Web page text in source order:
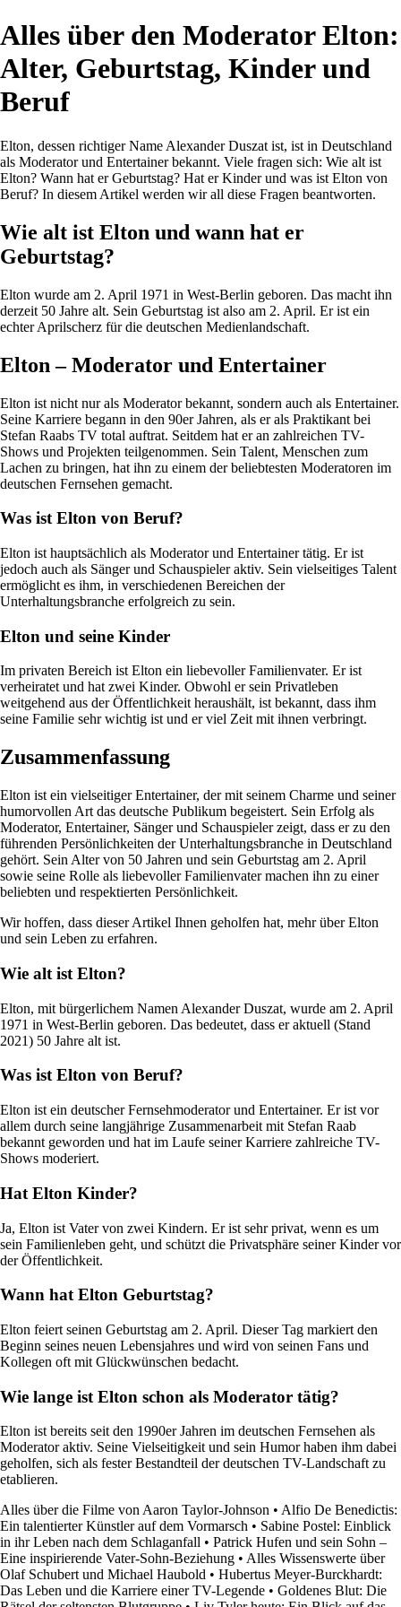
Alles über den Moderator Elton:
Alter, Geburtstag, Kinder und
Beruf
Elton, dessen richtiger Name Alexander Duszat ist, ist in Deutschland
als Moderator und Entertainer bekannt. Viele fragen sich: Wie alt ist
Elton? Wann hat er Geburtstag? Hat er Kinder und was ist Elton von
Beruf? In diesem Artikel werden wir all diese Fragen beantworten.
Wie alt ist Elton und wann hat er
Geburtstag?
Elton wurde am 2. April 1971 in West-Berlin geboren. Das macht ihn
derzeit 50 Jahre alt. Sein Geburtstag ist also am 2. April. Er ist ein
echter Aprilscherz für die deutschen Medienlandschaft.
Elton – Moderator und Entertainer
Elton ist nicht nur als Moderator bekannt, sondern auch als Entertainer.
Seine Karriere begann in den 90er Jahren, als er als Praktikant bei
Stefan Raabs TV total auftrat. Seitdem hat er an zahlreichen TV-
Shows und Projekten teilgenommen. Sein Talent, Menschen zum
Lachen zu bringen, hat ihn zu einem der beliebtesten Moderatoren im
deutschen Fernsehen gemacht.
Was ist Elton von Beruf?
Elton ist hauptsächlich als Moderator und Entertainer tätig. Er ist
jedoch auch als Sänger und Schauspieler aktiv. Sein vielseitiges Talent
ermöglicht es ihm, in verschiedenen Bereichen der
Unterhaltungsbranche erfolgreich zu sein.
Elton und seine Kinder
Im privaten Bereich ist Elton ein liebevoller Familienvater. Er ist
verheiratet und hat zwei Kinder. Obwohl er sein Privatleben
weitgehend aus der Öffentlichkeit heraushält, ist bekannt, dass ihm
seine Familie sehr wichtig ist und er viel Zeit mit ihnen verbringt.
Zusammenfassung
Elton ist ein vielseitiger Entertainer, der mit seinem Charme und seiner
humorvollen Art das deutsche Publikum begeistert. Sein Erfolg als
Moderator, Entertainer, Sänger und Schauspieler zeigt, dass er zu den
führenden Persönlichkeiten der Unterhaltungsbranche in Deutschland
gehört. Sein Alter von 50 Jahren und sein Geburtstag am 2. April
sowie seine Rolle als liebevoller Familienvater machen ihn zu einer
beliebten und respektierten Persönlichkeit.
Wir hoffen, dass dieser Artikel Ihnen geholfen hat, mehr über Elton
und sein Leben zu erfahren.
Wie alt ist Elton?
Elton, mit bürgerlichem Namen Alexander Duszat, wurde am 2. April
1971 in West-Berlin geboren. Das bedeutet, dass er aktuell (Stand
2021) 50 Jahre alt ist.
Was ist Elton von Beruf?
Elton ist ein deutscher Fernsehmoderator und Entertainer. Er ist vor
allem durch seine langjährige Zusammenarbeit mit Stefan Raab
bekannt geworden und hat im Laufe seiner Karriere zahlreiche TV-
Shows moderiert.
Hat Elton Kinder?
Ja, Elton ist Vater von zwei Kindern. Er ist sehr privat, wenn es um
sein Familienleben geht, und schützt die Privatsphäre seiner Kinder vor
der Öffentlichkeit.
Wann hat Elton Geburtstag?
Elton feiert seinen Geburtstag am 2. April. Dieser Tag markiert den
Beginn seines neuen Lebensjahres und wird von seinen Fans und
Kollegen oft mit Glückwünschen bedacht.
Wie lange ist Elton schon als Moderator tätig?
Elton ist bereits seit den 1990er Jahren im deutschen Fernsehen als
Moderator aktiv. Seine Vielseitigkeit und sein Humor haben ihm dabei
geholfen, sich als fester Bestandteil der deutschen TV-Landschaft zu
etablieren.
Alles über die Filme von Aaron Taylor-Johnson • Alfio De Benedictis:
Ein talentierter Künstler auf dem Vormarsch • Sabine Postel: Einblick
in ihr Leben nach dem Schlaganfall • Patrick Hufen und sein Sohn –
Eine inspirierende Vater-Sohn-Beziehung • Alles Wissenswerte über
Olaf Schubert und Michael Haubold • Hubertus Meyer-Burckhardt:
Das Leben und die Karriere einer TV-Legende • Goldenes Blut: Die